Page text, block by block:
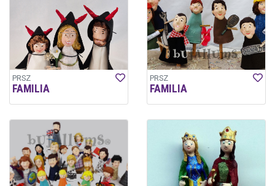
PRSZ
FAMILIA
PRSZ
FAMILIA